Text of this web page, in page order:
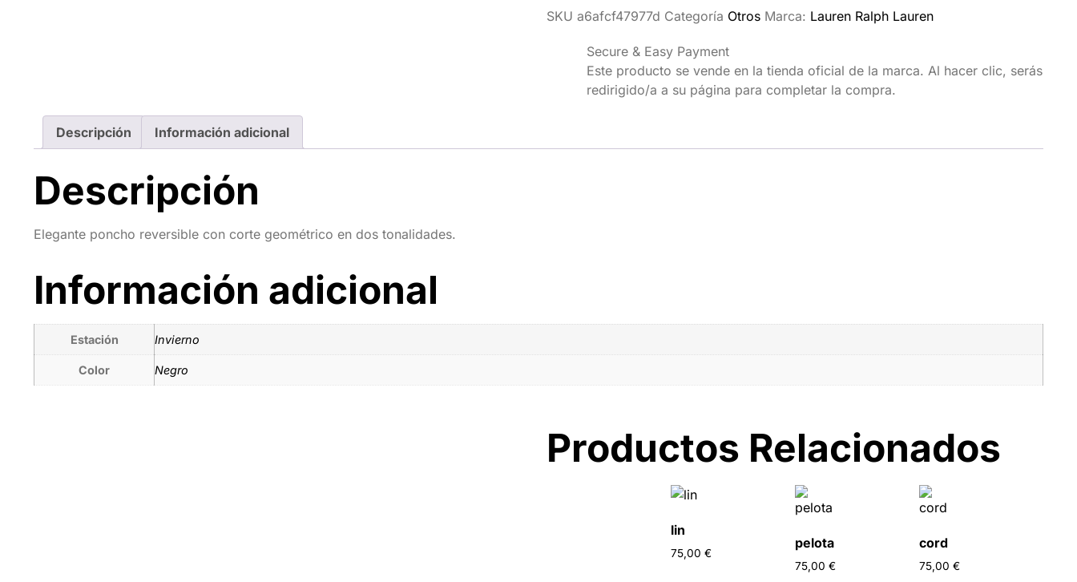
SKU a6afcf47977d Categoría Otros Marca: Lauren Ralph Lauren
Secure & Easy Payment
Este producto se vende en la tienda oficial de la marca. Al hacer clic, serás
redirigido/a a su página para completar la compra.
Descripción Información adicional
Descripción
Elegante poncho reversible con corte geométrico en dos tonalidades.
Información adicional
Estación Invierno
Color Negro
Productos Relacionados
lin
75,00 €
pelota
75,00 €
cord
75,00 €